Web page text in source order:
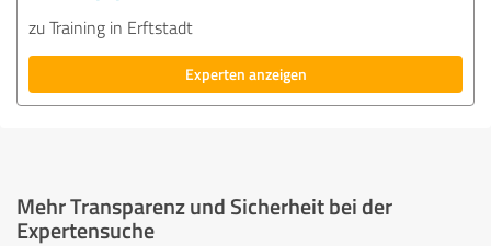
zu Training in Erftstadt
Experten anzeigen
Mehr Transparenz und Sicherheit bei der
Expertensuche